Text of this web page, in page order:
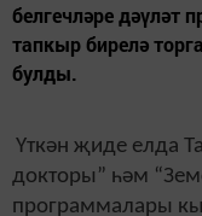
белгечләре дәүләт
тапкыр бирелә
булды.
Үткән җиде елда
докторы” һәм
программалары